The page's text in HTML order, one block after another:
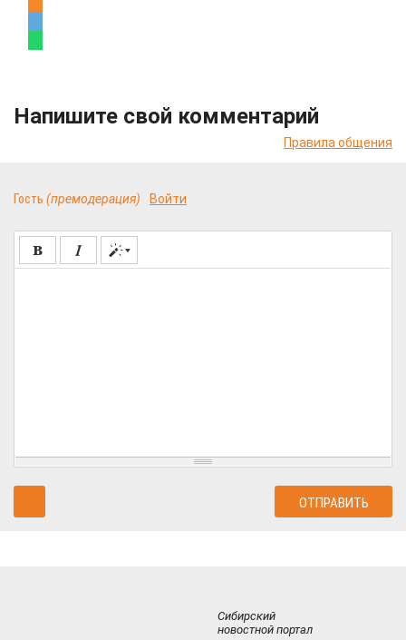
Напишите свой комментарий
Правила общения
Гость (премодерация) Войти
Сибирский
новостной портал